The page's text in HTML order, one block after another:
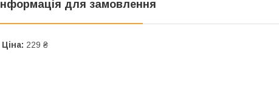
Інформація для замовлення
Ціна: 229 ₴